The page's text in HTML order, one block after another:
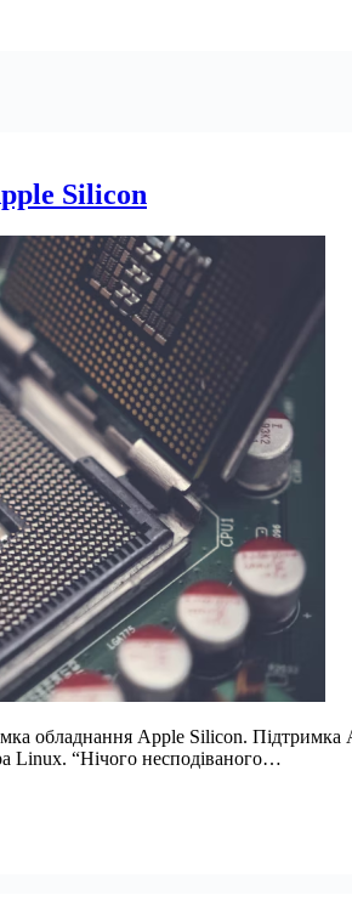
Silicon
обладнання Apple Silicon.
Linux. “Нічого несподіваного…